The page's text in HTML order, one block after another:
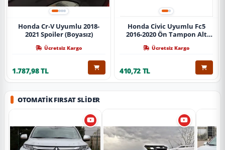
Honda Cr-V Uyumlu 2018-
2021 Spoiler (Boyasız)
Ücretsiz Kargo
1.787,98 TL
Honda Civic Uyumlu Fc5
2016-2020 Ön Tampon Alt
Ücretsiz Kargo
410,72 TL
OTOMATIK FIRSAT SLIDER